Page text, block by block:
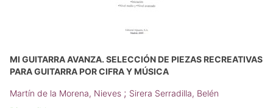
MI GUITARRA AVANZA. SELECCIÓN DE PIEZAS RECREATIVAS
PARA GUITARRA POR CIFRA Y MÚSICA
Martín de la Morena, Nieves ; Sirera Serradilla, Belén